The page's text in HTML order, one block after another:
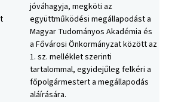
jóváhagyja, megköti az
együttműködési megállapodást a
Magyar Tudományos Akadémia és
a Fővárosi Önkormányzat között az
1. sz. melléklet szerinti
tartalommal, egyidejűleg felkéri a
főpolgármestert a megállapodás
aláírására.